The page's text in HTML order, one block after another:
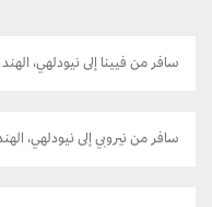
سافر من فيينا إلى نيودلهي، الهند
سافر من نيروبي إلى نيودلهي، الهند